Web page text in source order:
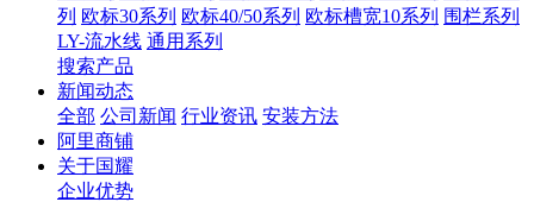
列 欧标30系列 欧标40/50系列 欧标槽宽10系列 围栏系列
LY-流水线 通用系列
搜索产品
新闻动态
全部 公司新闻 行业资讯 安装方法
阿里商铺
关于国耀
企业优势